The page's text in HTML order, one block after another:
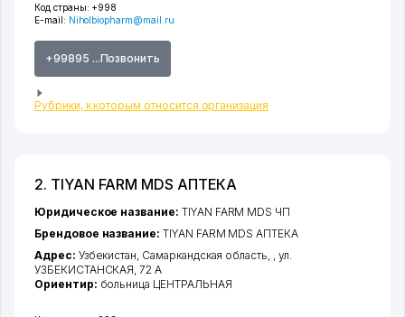
Код страны: +998
E-mail: Niholbiopharm@mail.ru
+99895 ...Позвонить
Рубрики, к которым относится организация
2. TIYAN FARM MDS АПТЕКА
Юридическое название: TIYAN FARM MDS ЧП
Брендовое название: TIYAN FARM MDS АПТЕКА
Адрес: Узбекистан, Самаркандская область, , ул.
УЗБЕКИСТАНСКАЯ, 72 А
Ориентир: больница ЦЕНТРАЛЬНАЯ